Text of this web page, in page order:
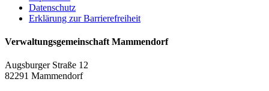
Datenschutz
Erklärung zur Barrierefreiheit
Verwaltungsgemeinschaft Mammendorf
Augsburger Straße 12
82291 Mammendorf